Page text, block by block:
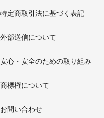
特定商取引法に基づく表記
外部送信について
安心・安全のための取り組み
商標権について
お問い合わせ